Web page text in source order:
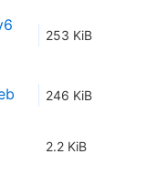
253 KiB
246 KiB
2.2 KiB